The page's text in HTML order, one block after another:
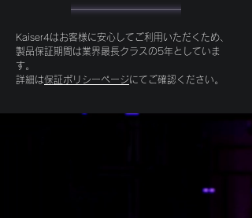
Kaiser4はお客様に安心してご利用いただくため、
製品保証期間は業界最長クラスの5年としていま
す。
​詳細は保証ポリシーページにてご確認ください。